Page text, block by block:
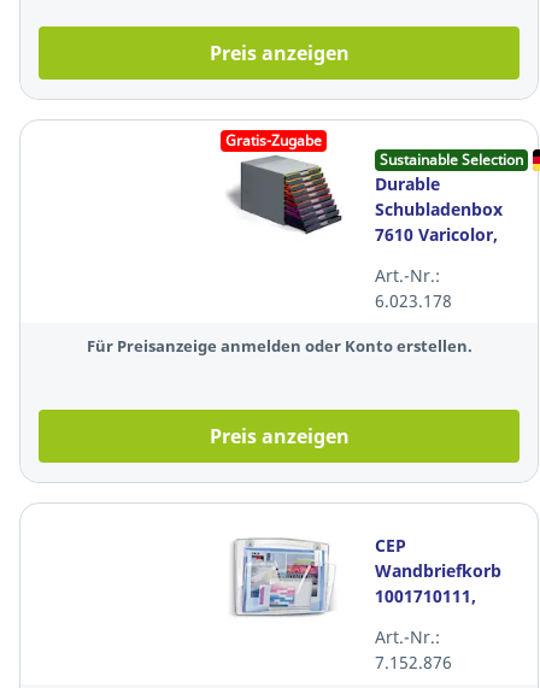
Preis anzeigen
Gratis-Zugabe
Sustainable Selection
Durable
Schubladenbox
7610 Varicolor,
A4+ und C4, grau
Art.-Nr.:
6.023.178
Für Preisanzeige anmelden oder Konto erstellen.
Preis anzeigen
CEP
Wandbriefkorb
1001710111,
Maße:
361x270x86 mm
Art.-Nr.:
7.152.876